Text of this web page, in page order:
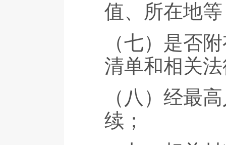
值、所在地
（七）是否
清单和相关
（八）经最
续；